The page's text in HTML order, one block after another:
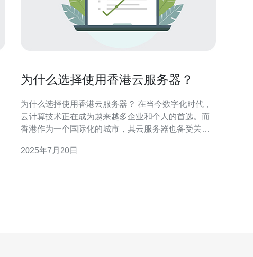
为什么选择使用香港云服务器？
为什么选择使用香港云服务器？ 在当今数字化时代，
云计算技术正在成为越来越多企业和个人的首选。而
香港作为一个国际化的城市，其云服务器也备受关
从几个方面进行分析。 香港地处亚洲中心地带，作为
2025年7月20日